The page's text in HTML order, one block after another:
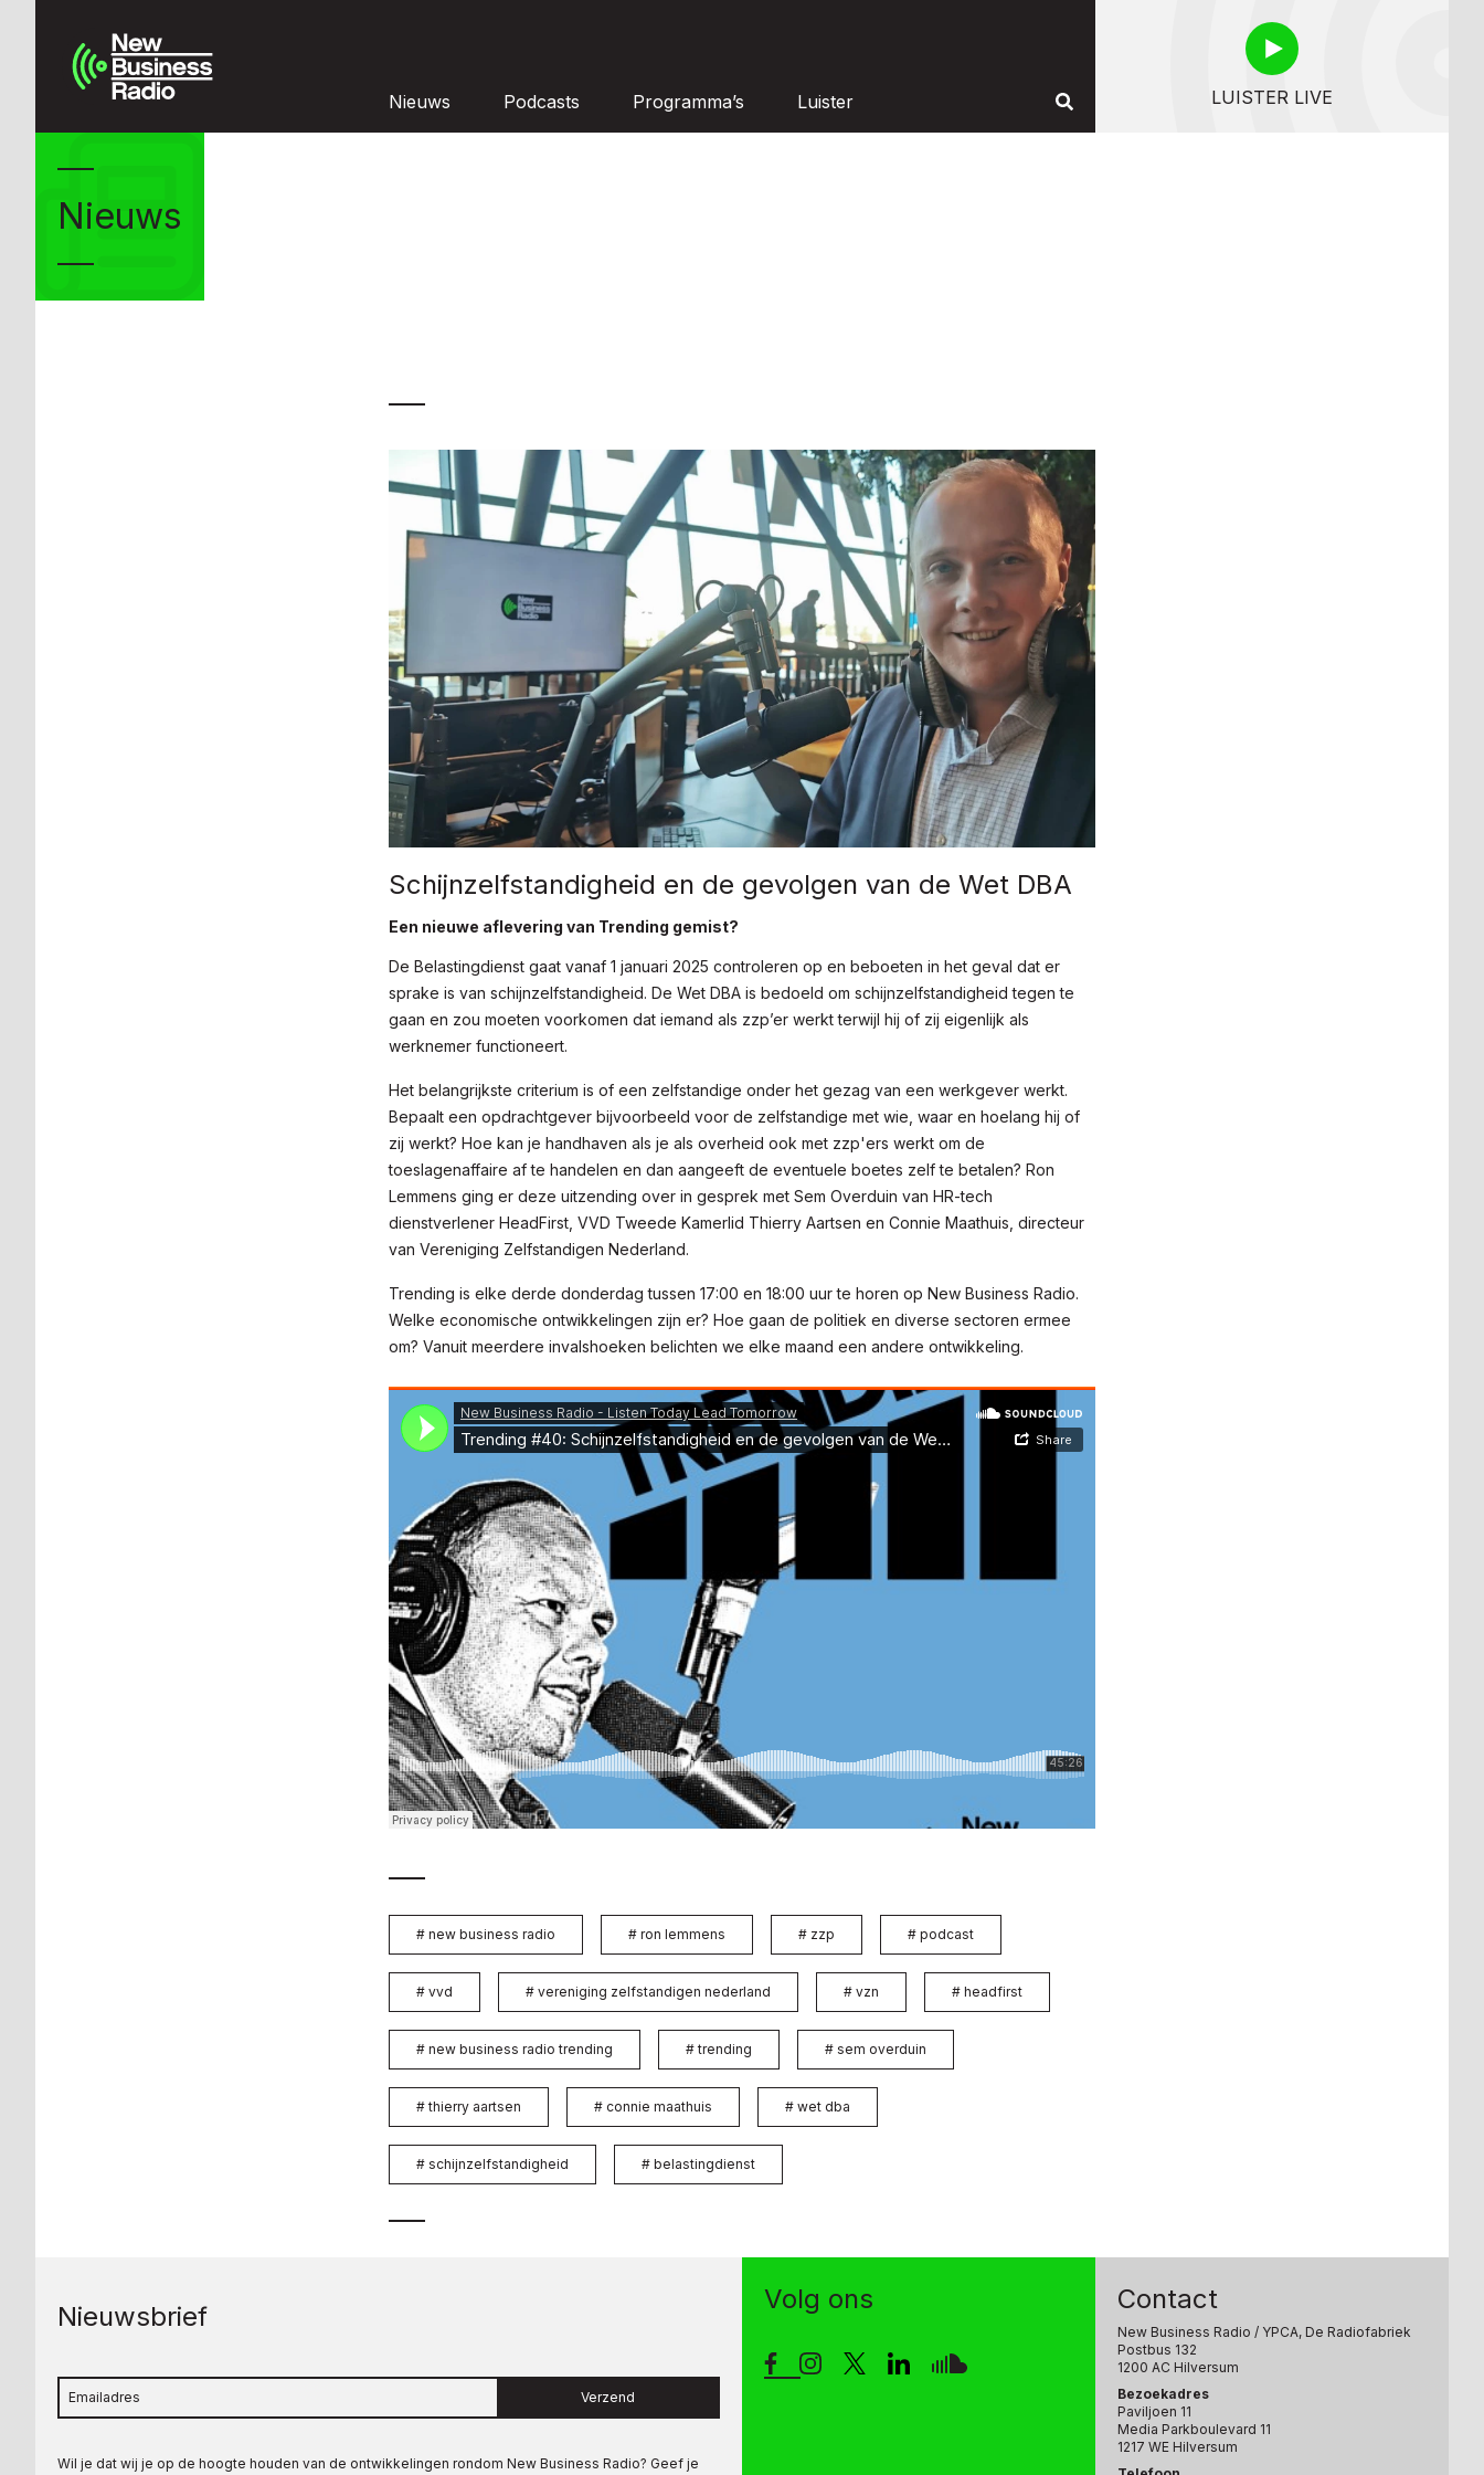
Nieuws Podcasts Programma’s Luister LUISTER LIVE
Nieuws
Schijnzelfstandigheid en de gevolgen van de Wet DBA
Een nieuwe aflevering van Trending gemist?
De Belastingdienst gaat vanaf 1 januari 2025 controleren op en beboeten in het geval dat er
sprake is van schijnzelfstandigheid. De Wet DBA is bedoeld om schijnzelfstandigheid tegen te
gaan en zou moeten voorkomen dat iemand als zzp’er werkt terwijl hij of zij eigenlijk als
werknemer functioneert.
Het belangrijkste criterium is of een zelfstandige onder het gezag van een werkgever werkt.
Bepaalt een opdrachtgever bijvoorbeeld voor de zelfstandige met wie, waar en hoelang hij of
zij werkt? Hoe kan je handhaven als je als overheid ook met zzp'ers werkt om de
toeslagenaffaire af te handelen en dan aangeeft de eventuele boetes zelf te betalen? Ron
Lemmens ging er deze uitzending over in gesprek met Sem Overduin van HR-tech
dienstverlener HeadFirst, VVD Tweede Kamerlid Thierry Aartsen en Connie Maathuis, directeur
van Vereniging Zelfstandigen Nederland.
Trending is elke derde donderdag tussen 17:00 en 18:00 uur te horen op New Business Radio.
Welke economische ontwikkelingen zijn er? Hoe gaan de politiek en diverse sectoren ermee
om? Vanuit meerdere invalshoeken belichten we elke maand een andere ontwikkeling.
# new business radio # ron lemmens # zzp # podcast
# vvd # vereniging zelfstandigen nederland # vzn # headfirst
# new business radio trending #trending # sem overduin
#thierry aartsen # connie maathuis # wet dba
# schijnzelfstandigheid # belastingdienst
Nieuwsbrief
Verzend
Wil je dat wij je op de hoogte houden van de ontwikkelingen rondom New Business Radio? Geef je
Volg ons Contact
New Business Radio / YPCA, De Radiofabriek
Postbus 132
1200 AC Hilversum
Bezoekadres
Paviljoen 11
Media Parkboulevard 11
1217 WE Hilversum